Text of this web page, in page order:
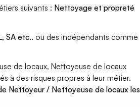
suivants : Nettoyage et propreté
SA etc.. ou des indépendants comme
de locaux, Nettoyeuse de locaux
à des risques propres à leur métier.
Nettoyeur / Nettoyeuse de locaux les